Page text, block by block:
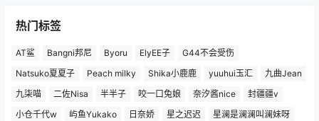
热门标签
AT鲨 Bangni邦尼 Byoru ElyEE子
G44不会受伤
Natsuko夏夏子
Peach milky Shika小鹿鹿 yuuhui玉汇
九曲Jean
九柒喵
二佐Nisa 半半子 咬一口兔娘 奈汐酱nice
封疆疆v
小仓千代w
屿鱼Yukako 日奈娇 星之迟迟
星澜是澜澜叫澜妹呀